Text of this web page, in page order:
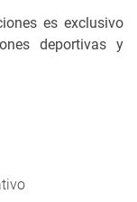
es exclusivo
deportivas y